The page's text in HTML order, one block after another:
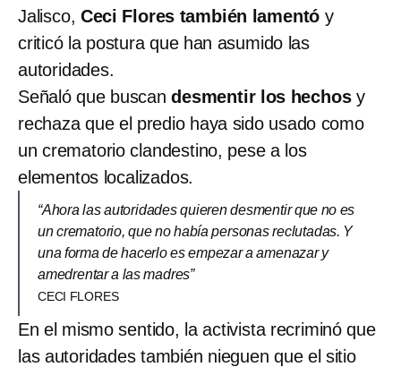
Jalisco, Ceci Flores también lamentó y
criticó la postura que han asumido las
autoridades.
Señaló que buscandesmentir los hechosy
rechaza que el predio haya sido usado como
un crematorio clandestino, pese a los
elementos localizados.
“Ahora las autoridades quieren desmentir que no es
un crematorio, que no había personas reclutadas. Y
una forma de hacerlo es empezar a amenazar y
amedrentar a las madres”
CECI FLORES
En el mismo sentido, la activista recriminó que
las autoridades también nieguen que el sitio